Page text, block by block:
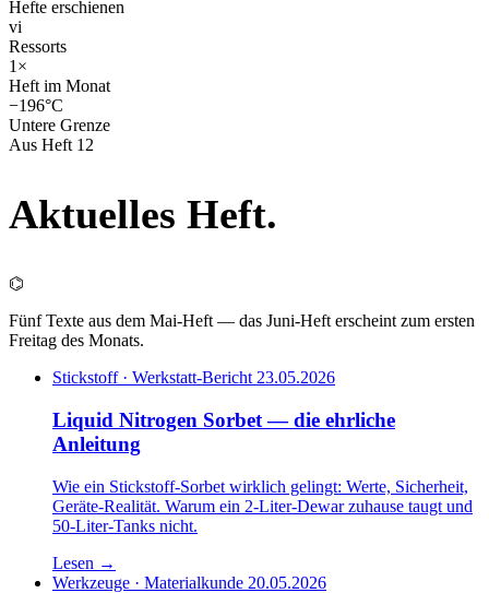
Hefte erschienen
vi
Ressorts
1×
Heft im Monat
−196°C
Untere Grenze
Aus Heft 12
Aktuelles Heft.
⌬
Fünf Texte aus dem Mai-Heft — das Juni-Heft erscheint zum ersten
Freitag des Monats.
Stickstoff · Werkstatt-Bericht 23.05.2026
Liquid Nitrogen Sorbet — die ehrliche
Anleitung
Wie ein Stickstoff-Sorbet wirklich gelingt: Werte, Sicherheit,
Geräte-Realität. Warum ein 2-Liter-Dewar zuhause taugt und
50-Liter-Tanks nicht.
Lesen →
Werkzeuge · Materialkunde 20.05.2026